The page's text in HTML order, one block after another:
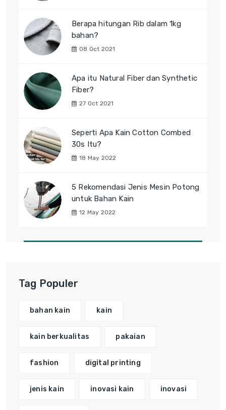
Berapa hitungan Rib dalam 1kg
bahan?
08 Oct 2021
Apa itu Natural Fiber dan Synthetic
Fiber?
27 Oct 2021
Seperti Apa Kain Cotton Combed
30s Itu?
18 May 2022
5 Rekomendasi Jenis Mesin Potong
untuk Bahan Kain
12 May 2022
Tag Populer
bahan kain kain
kain berkualitas pakaian
fashion digital printing
jenis kain inovasi kain inovasi